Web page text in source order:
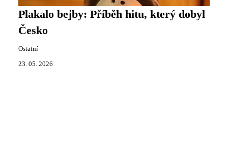
Plakalo bejby: Příběh hitu, který dobyl
Česko
Ostatní
23. 05. 2026